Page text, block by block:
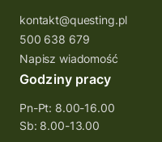
kontakt@questing.pl
500 638 679
Napisz wiadomość
Godziny pracy
Pn-Pt: 8.00-16.00
Sb: 8.00-13.00